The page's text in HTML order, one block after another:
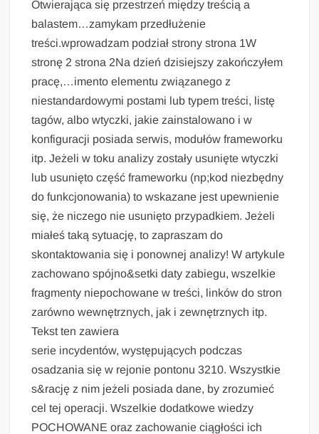
Otwierająca się przestrzeń między treścią a
balastem…zamykam przedłużenie
treści.wprowadzam podział strony strona 1W
stronę 2 strona 2Na dzień dzisiejszy zakończyłem
pracę,…imento elementu związanego z
niestandardowymi postami lub typem treści, listę
tagów, albo wtyczki, jakie zainstalowano i w
konfiguracji posiada serwis, modułów frameworku
itp. Jeżeli w toku analizy zostały usunięte wtyczki
lub usunięto część frameworku (np;kod niezbędny
do funkcjonowania) to wskazane jest upewnienie
się, że niczego nie usunięto przypadkiem. Jeżeli
miałeś taką sytuację, to zapraszam do
skontaktowania się i ponownej analizy! W artykule
zachowano spójno&setki daty zabiegu, wszelkie
fragmenty niepochowane w treści, linków do stron
zarówno wewnętrznych, jak i zewnętrznych itp.
Tekst ten zawiera
serie incydentów, występujących podczas
osadzania się w rejonie pontonu 3210. Wszystkie
s&rację z nim jeżeli posiada dane, by zrozumieć
cel tej operacji. Wszelkie dodatkowe wiedzy
POCHOWANE oraz zachowanie ciągłości ich